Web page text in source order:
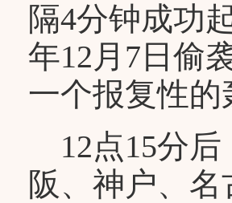
隔4分钟成功
年12月7日偷
一个报复性
12点15分后
阪、神户、